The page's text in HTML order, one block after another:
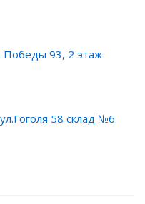
Победы 93, 2 этаж
58 склад №6